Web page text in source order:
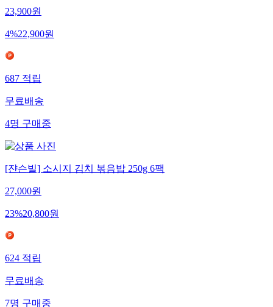
23,900원
4%22,900원
687적립
무료배송
4명구매중
[쟌슨빌] 소시지 김치 볶음밥 250g 6팩
27,000원
23%20,800원
624적립
무료배송